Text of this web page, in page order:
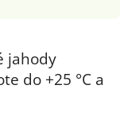
jahody
do +25 °C a